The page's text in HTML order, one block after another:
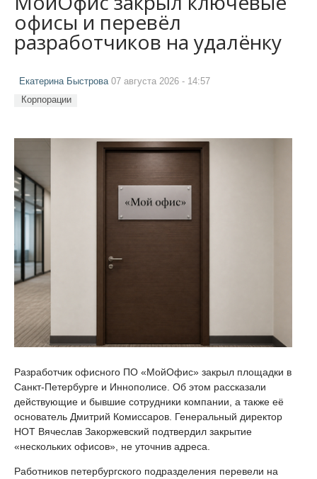
офисы и перевёл
разработчиков на удалёнку
Екатерина Быстрова 07 августа 2026 - 14:57
Корпорации
Разработчик офисного ПО «МойОфис» закрыл площадки в
Санкт-Петербурге и Иннополисе. Об этом рассказали
действующие и бывшие сотрудники компании, а также её
основатель Дмитрий Комиссаров. Генеральный директор
НОТ Вячеслав Закоржевский подтвердил закрытие
«нескольких офисов», не уточнив адреса.
Работников петербургского подразделения перевели на